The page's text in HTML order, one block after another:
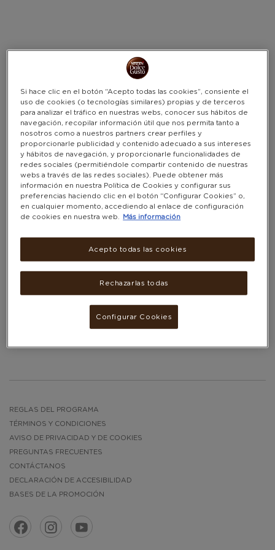
Amazon.es
Regalos
AMAZON.ES REGALOS
(1 REGALO)
FILTRAR POR PUNTOS
1.834 - 9.167 PUNTOS
REGLAS DEL PROGRAMA
TÉRMINOS Y CONDICIONES
AVISO DE PRIVACIDAD Y DE COOKIES
PREGUNTAS FRECUENTES
CONTÁCTANOS
DECLARACIÓN DE ACCESIBILIDAD
BASES DE LA PROMOCIÓN
Si hace clic en el botón “Acepto todas las cookies”, consiente el
uso de cookies (o tecnologías similares) propias y de terceros
para analizar el tráfico en nuestras webs, conocer sus hábitos de
navegación, recopilar información útil que nos permita tanto a
nosotros como a nuestros partners crear perfiles y
proporcionarle publicidad y contenido adecuado a sus intereses
y hábitos de navegación, y proporcionarle funcionalidades de
redes sociales (permitiéndole compartir contenido de nuestras
webs a través de las redes sociales). Puede obtener más
información en nuestra Política de Cookies y configurar sus
preferencias haciendo clic en el botón “Configurar Cookies” o,
en cualquier momento, accediendo al enlace de configuración
de cookies en nuestra web.
Más información
Rechazarlas todas
Acepto todas las cookies
Configurar Cookies